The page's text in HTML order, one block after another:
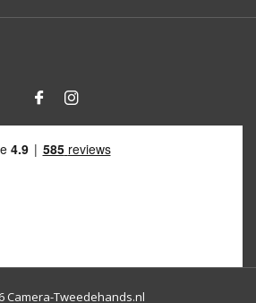
Camera-Tweedehands.nl